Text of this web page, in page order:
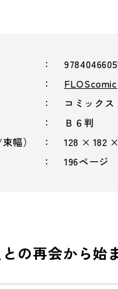
FLOScomic
コミックス
Ｂ６判
幅）
128 × 182
196ページ
の再会から始